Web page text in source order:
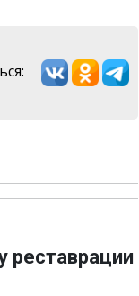
реставрации